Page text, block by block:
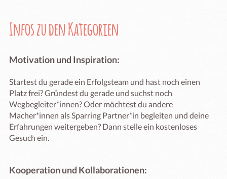
Infos zu den Kategorien
Motivation und Inspiration:
Startest du gerade ein Erfolgsteam und hast noch einen
Platz frei? Gründest du gerade und suchst noch
Wegbegleiter*innen? Oder möchtest du andere
Macher*innen als Sparring Partner*in begleiten und deine
Erfahrungen weitergeben? Dann stelle ein kostenloses
Gesuch ein.
Kooperation und Kollaborationen: